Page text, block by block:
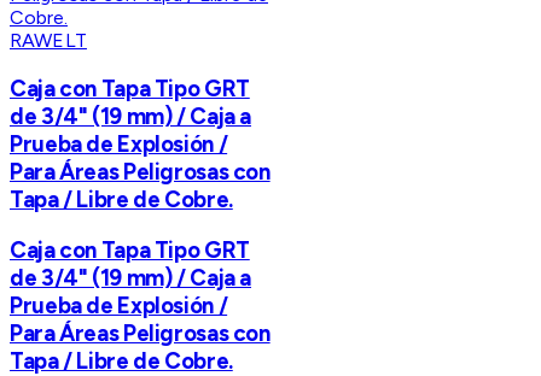
RAWELT
Caja con Tapa Tipo GRT
de 3/4" (19 mm) / Caja a
Prueba de Explosión /
Para Áreas Peligrosas con
Tapa / Libre de Cobre.
Caja con Tapa Tipo GRT
de 3/4" (19 mm) / Caja a
Prueba de Explosión /
Para Áreas Peligrosas con
Tapa / Libre de Cobre.